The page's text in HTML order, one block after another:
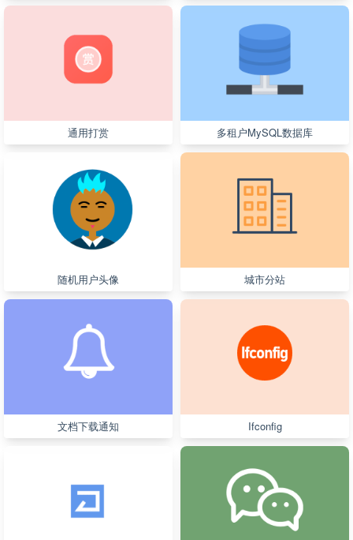
通用打赏 多租户MySQL数据库
随机用户头像 城市分站
文档下载通知 Ifconfig